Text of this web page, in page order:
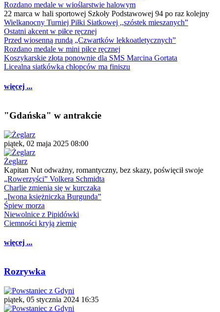
Rozdano medale w wioślarstwie halowym
22 marca w hali sportowej Szkoły Podstawowej 94 po raz kolejny
Wielkanocny Turniej Piłki Siatkowej ,,szóstek mieszanych”
Ostatni akcent w piłce ręcznej
Przed wiosenną rundą „Czwartków lekkoatletycznych”
Rozdano medale w mini piłce ręcznej
Koszykarskie złota ponownie dla SMS Marcina Gortata
Licealna siatkówka chłopców ma finiszu
więcej ...
"Gdańska" w antrakcie
piątek, 02 maja 2025 08:00
Żeglarz
Kapitan Nut odważny, romantyczny, bez skazy, poświęcił swoje
„Rowerzyści” Volkera Schmidta
Charlie zmienia się w kurczaka
„Iwona księżniczka Burgunda”
Śpiew morza
Niewolnice z Pipidówki
Ciemności kryją ziemię
więcej ...
Rozrywka
piątek, 05 stycznia 2024 16:35